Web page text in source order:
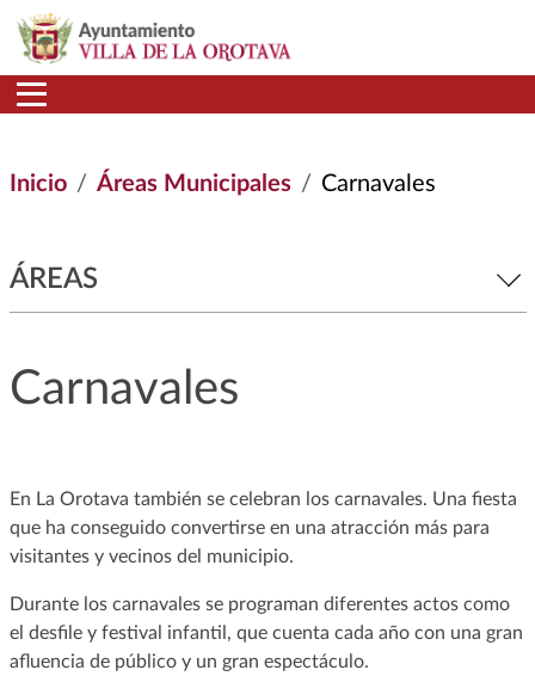
Pasar al contenido principal
Inicio Áreas Municipales Carnavales
ÁREAS
Carnavales
En La Orotava también se celebran los carnavales. Una fiesta
que ha conseguido convertirse en una atracción más para
visitantes y vecinos del municipio.
Durante los carnavales se programan diferentes actos como
el desfile y festival infantil, que cuenta cada año con una gran
afluencia de público y un gran espectáculo.